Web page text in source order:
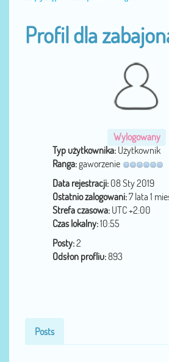
Profil dla
Wylogowany
Typ użytkownika: Użytkownik
Ranga:gaworzenie
Data rejestracji: 08 Sty 2019
Ostatnio zalogowani:7 lata 1
Strefa czasowa: UTC +2:00
Czas lokalny:10:55
Posty:2
Odsłon profliu:893
Posts